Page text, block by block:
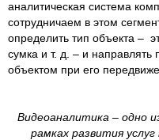
аналитическая система
сотрудничаем в этом
определить тип объекта –
сумка и т. д. – и направлять
объектом при его
Видеоаналитика – одно
рамках развития